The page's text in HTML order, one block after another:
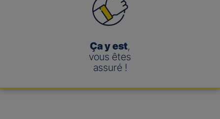
Ça y est,
vous êtes
assuré !